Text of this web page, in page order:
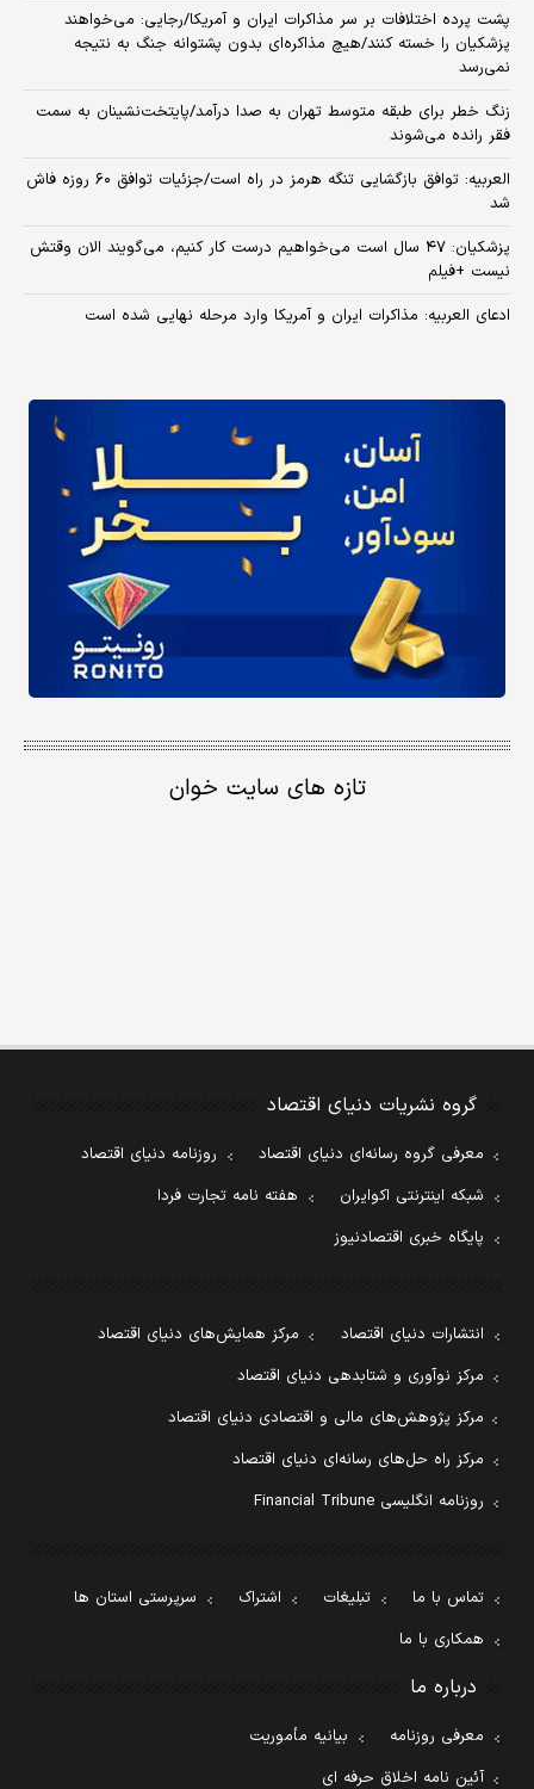
پشت پرده اختلافات بر سر مذاکرات ایران و آمریکا/رجایی: می‌خواهند
پزشکیان را خسته کنند/هیچ مذاکره‌ای بدون پشتوانه جنگ به نتیجه
نمی‌رسد
زنگ خطر برای طبقه متوسط تهران به صدا درآمد/پایتخت‌نشینان به سمت
فقر رانده می‌شوند
العربیه: توافق بازگشایی تنگه هرمز در راه است/جزئیات توافق ۶۰ روزه فاش
شد
پزشکیان: ۴۷ سال است می‌خواهیم درست کار کنیم، می‌گویند الان وقتش
نیست +فیلم
ادعای العربیه: مذاکرات ایران و آمریکا وارد مرحله نهایی شده است
تازه های سایت خوان
گروه نشریات دنیای اقتصاد
معرفی گروه رسانه‌ای دنیای اقتصاد
روزنامه دنیای اقتصاد
شبکه اینترنتی اکوایران
هفته نامه تجارت فردا
پایگاه خبری اقتصادنیوز
انتشارات دنیای اقتصاد
مرکز همایش‌های دنیای اقتصاد
مرکز نوآوری و شتابدهی دنیای اقتصاد
مرکز پژوهش‌های مالی و اقتصادی دنیای اقتصاد
مرکز راه حل‌های رسانه‌ای دنیای اقتصاد
روزنامه انگلیسی Financial Tribune
تماس با ما تبلیغات اشتراک
سرپرستی استان ها
همکاری با ما
درباره ما
معرفی روزنامه
بیانیه مأموریت
آئین نامه اخلاق حرفه ای